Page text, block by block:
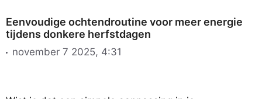
Eenvoudige ochtendroutine voor meer energie
tijdens donkere herfstdagen
november 7 2025, 4:31